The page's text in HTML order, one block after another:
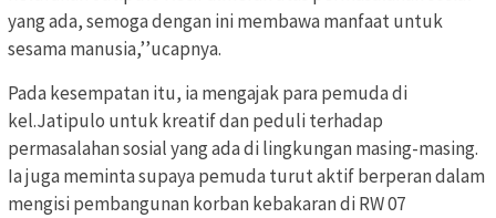
yang ada, semoga dengan ini membawa manfaat untuk
sesama manusia,’’ucapnya.
Pada kesempatan itu, ia mengajak para pemuda di
kel.Jatipulo untuk kreatif dan peduli terhadap
permasalahan sosial yang ada di lingkungan masing-masing.
Ia juga meminta supaya pemuda turut aktif berperan dalam
mengisi pembangunan korban kebakaran di RW 07